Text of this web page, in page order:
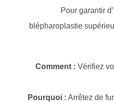
Pour garantir
blépharoplastie
Comment : Vérifiez
Pourquoi : Arrêtez de